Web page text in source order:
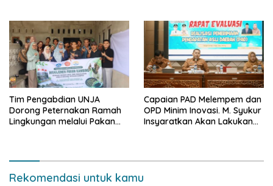
bisa jaga diri, 60% masa
depan sudah ada di tangan”
Tim Pengabdian UNJA
Dorong Peternakan Ramah
Lingkungan melalui Pakan
Capaian PAD Melempem dan
OPD Minim Inovasi. M. Syukur
Insyaratkan Akan Lakukan
Rekomendasi untuk kamu